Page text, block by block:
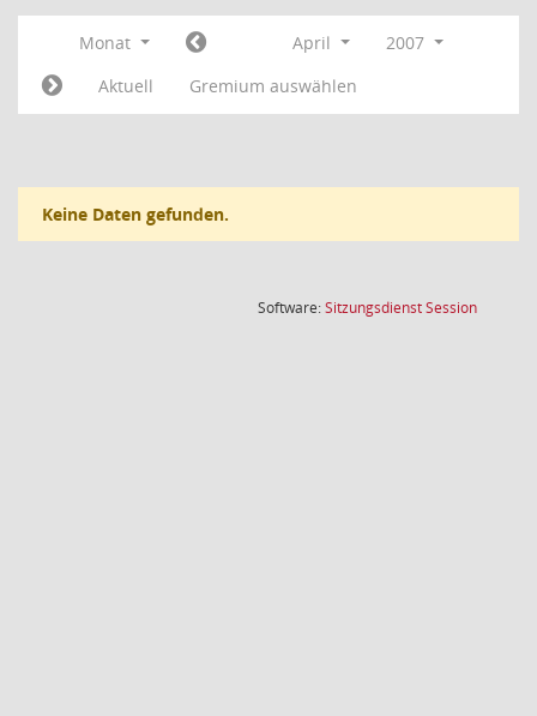
Monat April
2007
Aktuell
Gremium auswählen
Keine Daten gefunden.
Software:SitzungsdienstSession(Wird in